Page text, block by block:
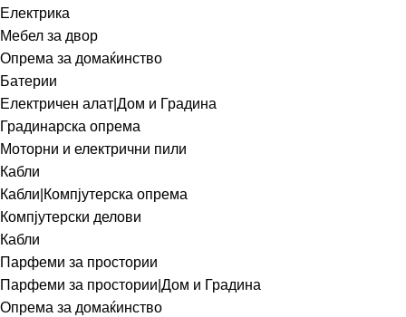
Електрика
Мебел за двор
Опрема за домаќинство
Батерии
Електричен алат|Дом и Градина
Градинарска опрема
Моторни и електрични пили
Кабли
Кабли|Компјутерска опрема
Компјутерски делови
Кабли
Парфеми за простории
Парфеми за простории|Дом и Градина
Опрема за домаќинство